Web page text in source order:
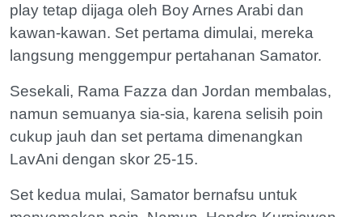
play tetap dijaga oleh Boy Arnes Arabi dan
kawan-kawan. Set pertama dimulai, mereka
langsung menggempur pertahanan Samator.
Sesekali, Rama Fazza dan Jordan membalas,
namun semuanya sia-sia, karena selisih poin
cukup jauh dan set pertama dimenangkan
LavAni dengan skor 25-15.
Set kedua mulai, Samator bernafsu untuk